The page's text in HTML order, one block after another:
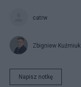
catrw
Zbigniew Kuźmiuk
Napisz notkę